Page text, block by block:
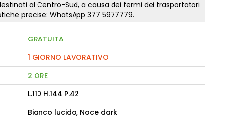
Stella
armadio Atlantic
moderne notte Miss
al Centro-Sud, a causa dei fermi dei trasportatori
precise: WhatsApp 377 5977779.
GRATUITA
1 GIORNO LAVORATIVO
2 ORE
L.110 H.144 P.42
Bianco lucido, Noce dark